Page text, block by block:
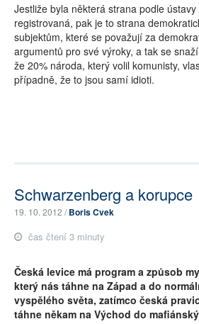
Jestliže byla některá strana podle
registrovaná, pak je to strana
subjektům, které se považují za
argumentů pro své výroky, a tak se
že 20% národa, který volil komunisty,
případně, že to jsou samí idioti.
Schwarzenberg a korupce
19. 10. 2012 /Boris Cvek
čas čtení 3 minuty
Česká levice má program a způsob
který nás táhne na Západ a do
vyspělého světa, zatímco česká
táhne někam na Východ do